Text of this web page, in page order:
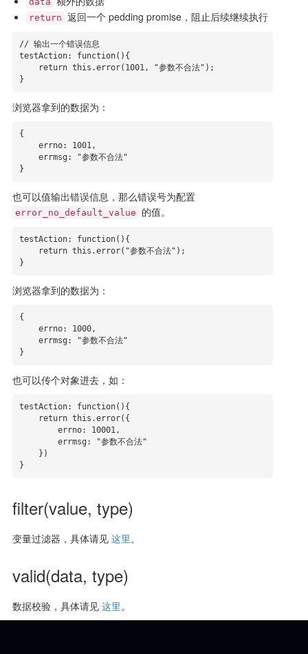
return 返回一个 pedding promise，阻止后续继续执行
// 输出一个错误信息
testAction: function(){
}
浏览器拿到的数据为：
{
}
也可以值输出错误信息，那么错误号为配置
error_no_default_value 的值。
testAction: function(){
}
浏览器拿到的数据为：
{
}
也可以传个对象进去，如：
testAction: function(){
}
filter(value, type)
变量过滤器，具体请见 这里。
valid(data, type)
数据校验，具体请见 这里。